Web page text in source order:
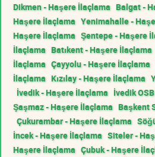
Dikmen - Haşere İlaçlama Balgat -
Haşere İlaçlama Yenimahalle -
Haşere İlaçlama Şentepe - Haşere
İlaçlama Batıkent - Haşere İlaçlama
İlaçlama Çayyolu - Haşere İlaçlama
İlaçlama Kızılay - Haşere İlaçlama
İvedik - Haşere İlaçlama İvedik
Şaşmaz - Haşere İlaçlama Başkent
Çukurambar - Haşere İlaçlama
İncek - Haşere İlaçlama Siteler -
Haşere İlaçlama Çubuk - Haşere